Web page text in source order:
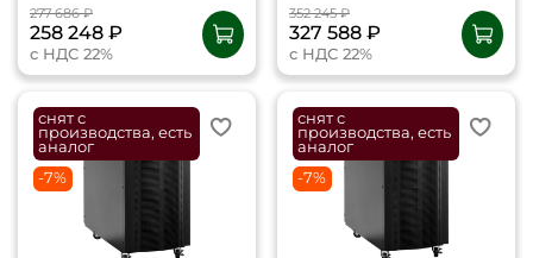
277 686 ₽
258 248 ₽
с НДС 22%
352 245 ₽
327 588 ₽
с НДС 22%
снят с
производства, есть
аналог
-7%
снят с
производства, есть
аналог
-7%